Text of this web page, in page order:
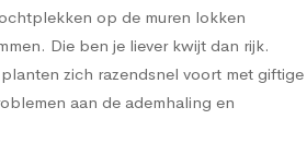
op de muren lokken
Die ben je liever kwijt dan rijk.
zich razendsnel voort met giftige
aan de ademhaling en